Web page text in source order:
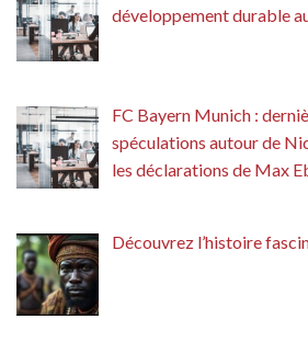
développement durable
FC Bayern Munich :
spéculations autour de
les déclarations de Max
Découvrez l’histoire